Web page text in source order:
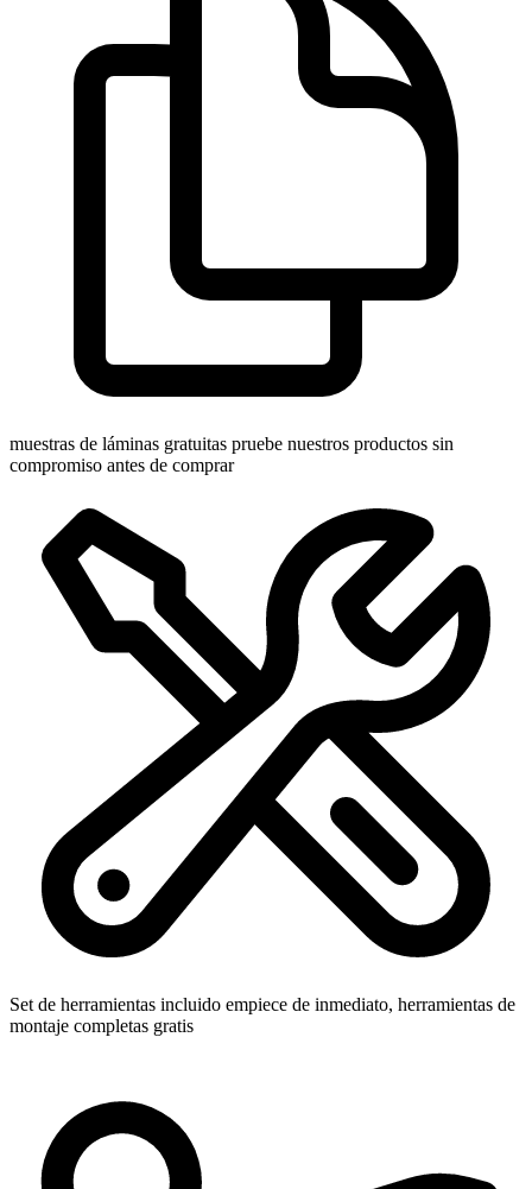
muestras de láminas gratuitas pruebe nuestros productos sin
compromiso antes de comprar
Set de herramientas incluido empiece de inmediato, herramientas de
montaje completas gratis